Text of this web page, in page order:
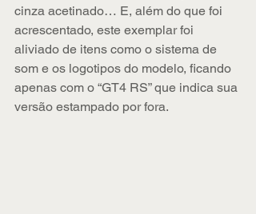
cinza acetinado… E, além do que foi
acrescentado, este exemplar foi
aliviado de itens como o sistema de
som e os logotipos do modelo, ficando
apenas com o “GT4 RS” que indica sua
versão estampado por fora.